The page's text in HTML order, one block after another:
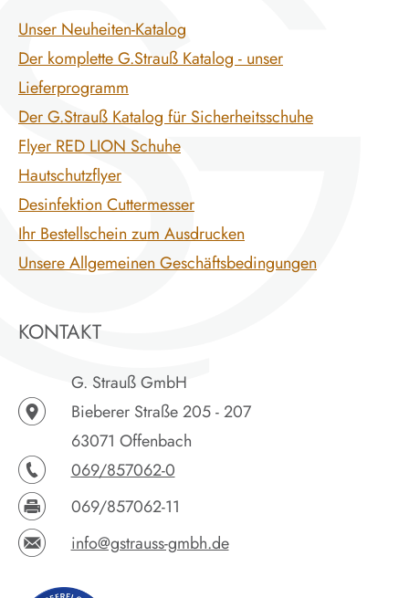
Unser Neuheiten-Katalog
Der komplette G.Strauß Katalog - unser
Lieferprogramm
Der G.Strauß Katalog für Sicherheitsschuhe
Flyer RED LION Schuhe
Hautschutzflyer
Desinfektion Cuttermesser
Ihr Bestellschein zum Ausdrucken
Unsere Allgemeinen Geschäftsbedingungen
KONTAKT
G. Strauß GmbH
Bieberer Straße 205 - 207
63071 Offenbach
069/857062-0
069/857062-11
info@gstrauss-gmbh.de